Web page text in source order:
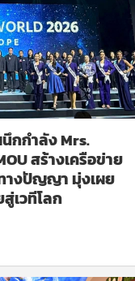
กำลัง Mrs.
สร้างเครือข่าย
างปัญญา มุ่งเผย
เวทีโลก